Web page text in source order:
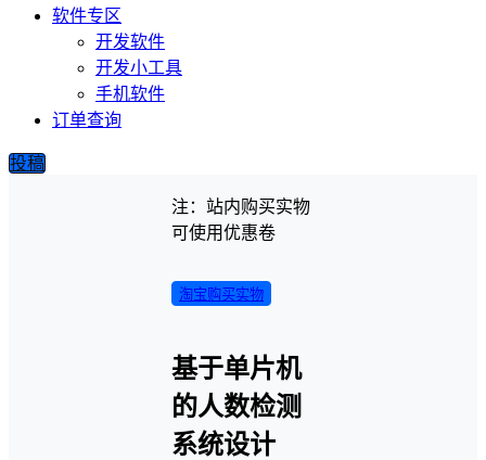
软件专区
开发软件
开发小工具
手机软件
订单查询
投稿
注：站内购买实物
可使用优惠卷
淘宝购买实物
基于单片机
的人数检测
系统设计